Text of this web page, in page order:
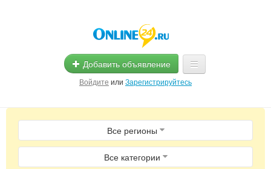
Добавить объявление
Войдите или Зарегистрируйтесь
Главная
Помощь
Услуги
Все регионы
Все категории